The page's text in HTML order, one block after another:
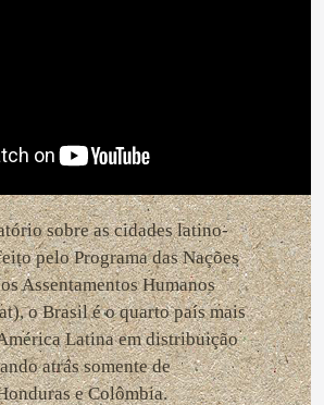
sobre as cidades latino-
pelo Programa das Nações
Assentamentos Humanos
o Brasil é o quarto país mais
Latina em distribuição
atrás somente de
e Colômbia.